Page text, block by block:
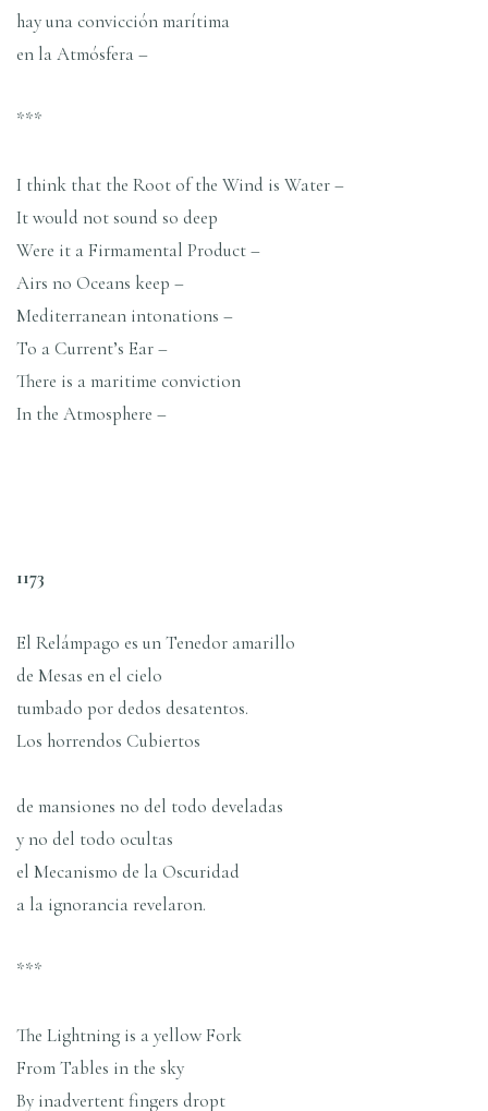
hay una convicción marítima
en la Atmósfera –
***
I think that the Root of the Wind is Water –
It would not sound so deep
Were it a Firmamental Product –
Airs no Oceans keep –
Mediterranean intonations –
To a Current’s Ear –
There is a maritime conviction
In the Atmosphere –
1173
El Relámpago es un Tenedor amarillo
de Mesas en el cielo
tumbado por dedos desatentos.
Los horrendos Cubiertos
de mansiones no del todo develadas
y no del todo ocultas
el Mecanismo de la Oscuridad
a la ignorancia revelaron.
***
The Lightning is a yellow Fork
From Tables in the sky
By inadvertent fingers dropt